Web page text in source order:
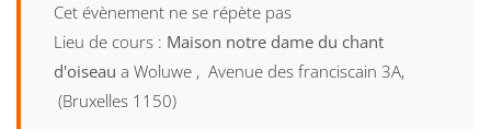
Cet évènement ne se répète pas
Lieu de cours : Maison notre dame du chant
d'oiseau a Woluwe , Avenue des franciscain 3A,
(Bruxelles 1150)